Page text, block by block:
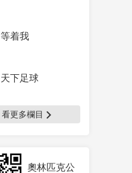
等着我
天下足球
看更多欄目
奧林匹克公